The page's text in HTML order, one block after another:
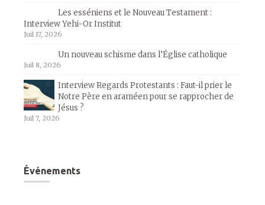
Les esséniens et le Nouveau Testament :
Interview Yehi-Or Institut
Juil 17, 2026
Un nouveau schisme dans l’Église catholique
Juil 8, 2026
Interview Regards Protestants : Faut-il prier le
Notre Père en araméen pour se rapprocher de
Jésus ?
Juil 7, 2026
Événements